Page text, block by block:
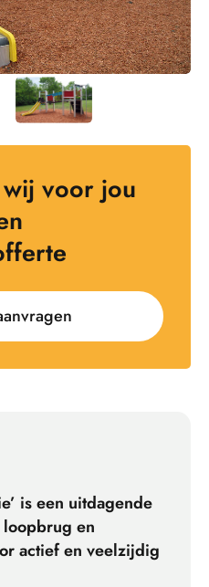
voor jou
is een uitdagende
en
actief en veelzijdig